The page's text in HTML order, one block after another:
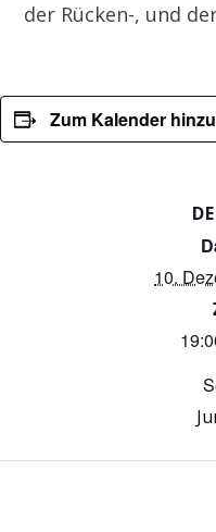
der Rücken-, und
Zum Kalender
10.